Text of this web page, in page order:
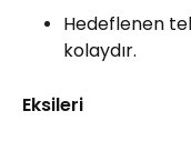
Hedeflenen
kolaydır.
Eksileri